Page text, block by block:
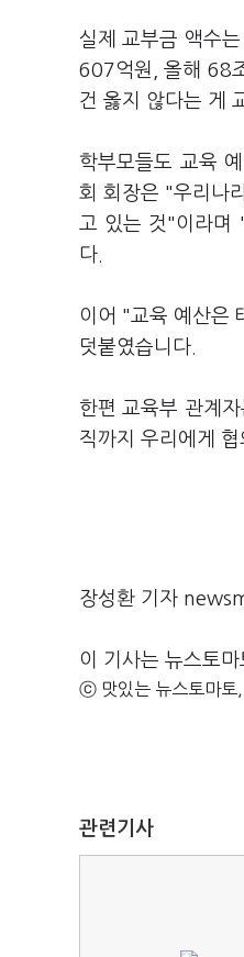
실제 교부금 액수
607억원, 올해 68
건 옳지 않다는 게
학부모들도 교육
회 회장은 "우리나
고 있는 것"이라며
다.
이어 "교육 예산은
덧붙였습니다.
한편 교육부 관계
직까지 우리에게
장성환 기자
이 기사는 뉴스토
ⓒ 맛있는 뉴스토마토,
관련기사